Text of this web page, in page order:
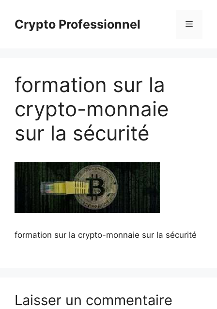
contenuCrypto Professionnel Menu
formation sur la
crypto-monnaie
sur la sécurité
formation sur la crypto-monnaie sur la sécurité
Laisser un commentaire